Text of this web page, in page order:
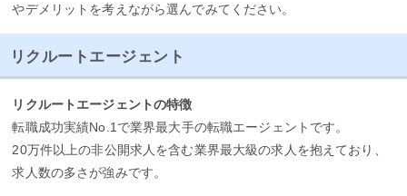
やデメリットを考えながら選んでみてください。
リクルートエージェント
リクルートエージェントの特徴
転職成功実績No.1で業界最大手の転職エージェントです。
20万件以上の非公開求人を含む業界最大級の求人を抱えており、
求人数の多さが強みです。